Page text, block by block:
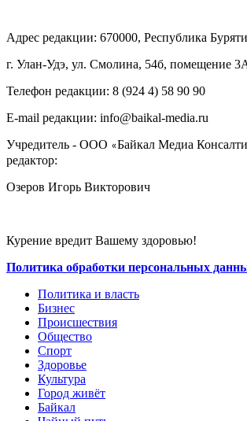
Адрес редакции: 670000, Республика
г. Улан-Удэ, ул. Смолина, 54б, помещение
Телефон редакции: ‎‎8 (924 4) 58 90 90
E-mail редакции: info@baikal-media.ru
Учредитель - ООО «Байкал Медиа
редактор:
Озеров Игорь Викторович
Курение вредит Вашему здоровью!
Политика обработки персональных
Политика и власть
Бизнес
Происшествия
Общество
Cпорт
Здоровье
Культура
Город живёт
Байкал